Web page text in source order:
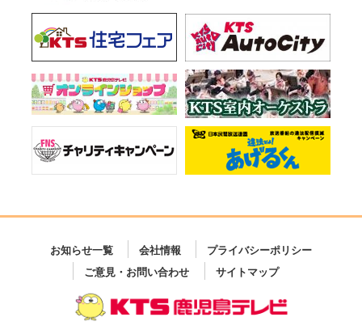
お知らせ一覧 会社情報
プライバシーポリシー
ご意見・お問い合わせ
サイトマップ